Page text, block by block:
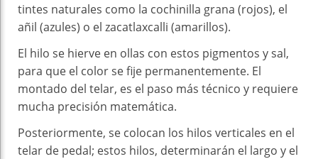
tintes naturales como la cochinilla grana (rojos), el
añil (azules) o el zacatlaxcalli (amarillos).
El hilo se hierve en ollas con estos pigmentos y sal,
para que el color se fije permanentemente. El
montado del telar, es el paso más técnico y requiere
mucha precisión matemática.
Posteriormente, se colocan los hilos verticales en el
telar de pedal; estos hilos, determinarán el largo y el